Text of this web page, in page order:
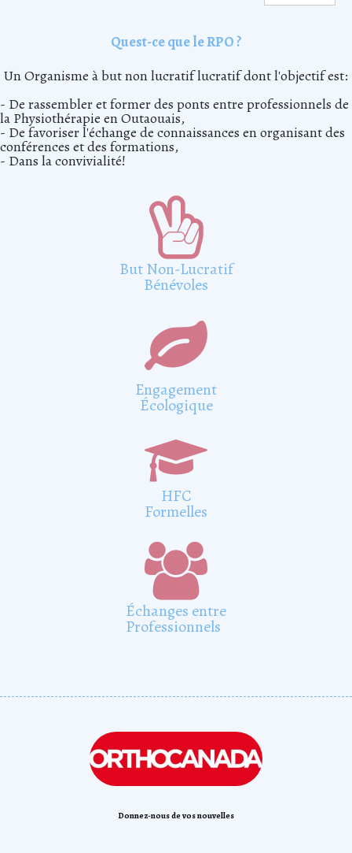
Quest-ce que le RPO ?
Un Organisme à but non lucratif lucratif dont l'objectif est:
- De rassembler et former des ponts entre professionnels de
la Physiothérapie en Outaouais,
- De favoriser l'échange de connaissances en organisant des
conférences et des formations,
- Dans la convivialité!

But Non-Lucratif
Bénévoles

Engagement
Écologique

HFC
Formelles

Échanges entre
Professionnels
Donnez-nous de vos nouvelles